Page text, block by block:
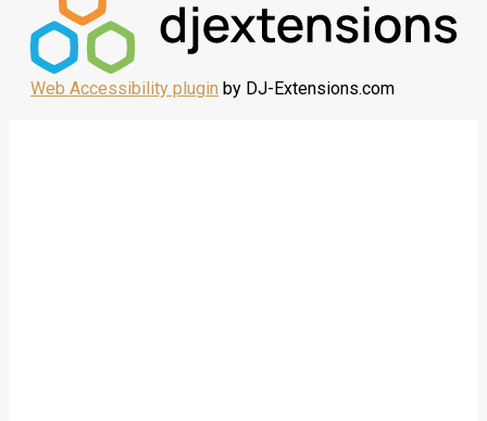
Web Accessibility plugin by DJ-Extensions.com